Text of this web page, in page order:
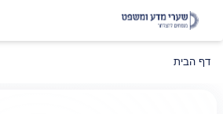
דף הבית